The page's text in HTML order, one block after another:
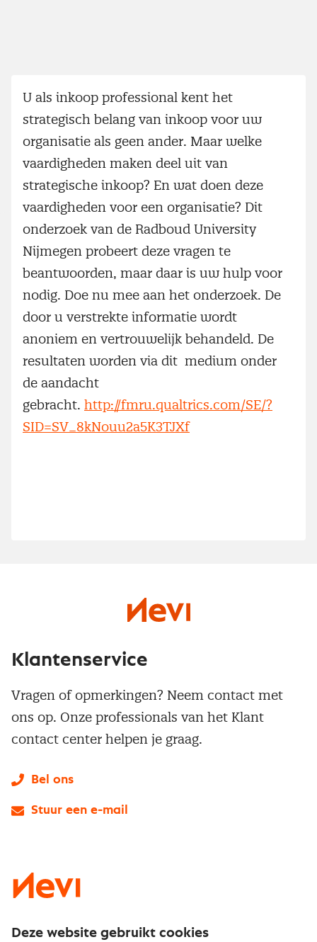
U als inkoop professional kent het
strategisch belang van inkoop voor uw
organisatie als geen ander. Maar welke
vaardigheden maken deel uit van
strategische inkoop? En wat doen deze
vaardigheden voor een organisatie? Dit
onderzoek van de Radboud University
Nijmegen probeert deze vragen te
beantwoorden, maar daar is uw hulp voor
nodig. Doe nu mee aan het onderzoek. De
door u verstrekte informatie wordt
anoniem en vertrouwelijk behandeld. De
resultaten worden via dit medium onder
de aandacht
gebracht. http://fmru.qualtrics.com/SE/?
SID=SV_8kNouu2a5K3TJXf
Klantenservice
Vragen of opmerkingen? Neem contact met
ons op. Onze professionals van het Klant
contact center helpen je graag.
Bel ons
Stuur een e-mail
Deze website gebruikt cookies